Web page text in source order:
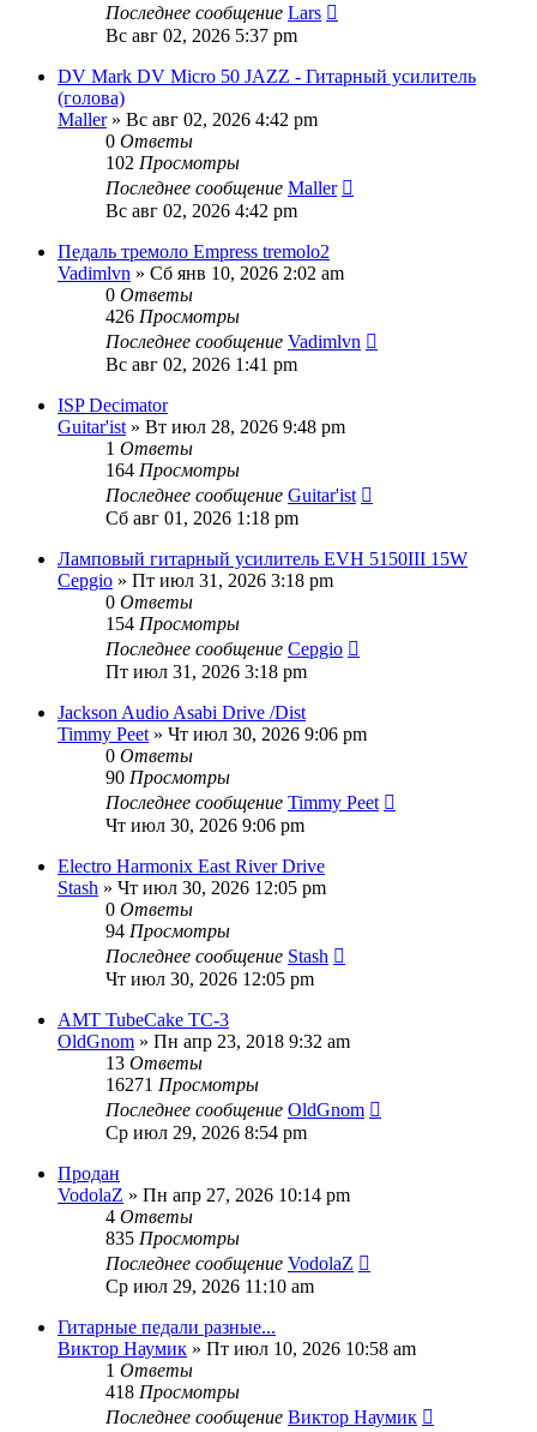
Последнее сообщение Lars
Вс авг 02, 2026 5:37 pm
DV Mark DV Micro 50 JAZZ - Гитарный усилитель
(голова)
Maller» Вс авг 02, 2026 4:42 pm
0 Ответы
102 Просмотры
Последнее сообщение Maller
Вс авг 02, 2026 4:42 pm
Педаль тремоло Empress tremolo2
Vadimlvn » Сб янв 10, 2026 2:02 am
0 Ответы
426 Просмотры
Последнее сообщение Vadimlvn
Вс авг 02, 2026 1:41 pm
ISP Decimator
Guitar'ist » Вт июл 28, 2026 9:48 pm
1 Ответы
164 Просмотры
Последнее сообщение Guitar'ist
Сб авг 01, 2026 1:18 pm
Ламповый гитарный усилитель EVH 5150III 15W
Серgio » Пт июл 31, 2026 3:18 pm
0 Ответы
154 Просмотры
Последнее сообщение Серgio
Пт июл 31, 2026 3:18 pm
Jackson Audio Asabi Drive /Dist
Timmy Peet » Чт июл 30, 2026 9:06 pm
0 Ответы
90 Просмотры
Последнее сообщение Timmy Peet
Чт июл 30, 2026 9:06 pm
Electro Harmonix East River Drive
Stash » Чт июл 30, 2026 12:05 pm
0 Ответы
94 Просмотры
Последнее сообщение Stash
Чт июл 30, 2026 12:05 pm
AMT TubeCake TC-3
OldGnom » Пн апр 23, 2018 9:32 am
13 Ответы
16271 Просмотры
Последнее сообщение OldGnom
Ср июл 29, 2026 8:54 pm
Продан
VodolaZ » Пн апр 27, 2026 10:14 pm
4 Ответы
835 Просмотры
Последнее сообщение VodolaZ
Ср июл 29, 2026 11:10 am
Гитарные педали разные...
Виктор Наумик » Пт июл 10, 2026 10:58 am
1 Ответы
418 Просмотры
Последнее сообщение Виктор Наумик